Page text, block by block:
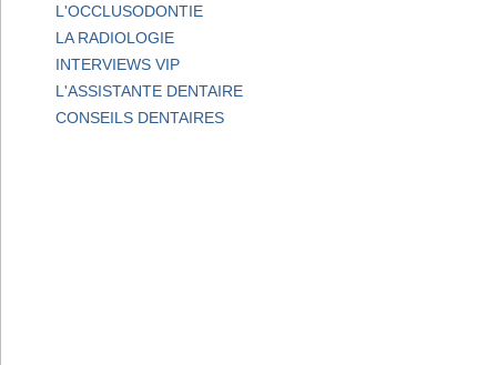
L'OCCLUSODONTIE
LA RADIOLOGIE
INTERVIEWS VIP
L'ASSISTANTE DENTAIRE
CONSEILS DENTAIRES